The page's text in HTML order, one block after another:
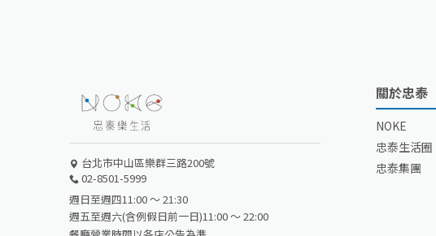
台北市中山區樂群三路200號
02-8501-5999
週日至週四11:00 ～ 21:30
週五至週六(含例假日前一日)11:00 ～ 22:00
關於忠泰
NOKE
忠泰生活圈
忠泰集團